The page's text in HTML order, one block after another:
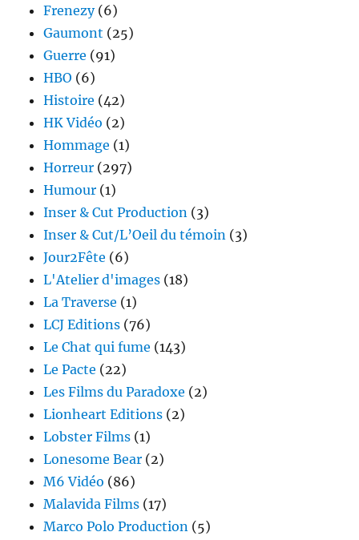
Frenezy(6)
Gaumont (25)
Guerre (91)
HBO (6)
Histoire (42)
HK Vidéo (2)
Hommage (1)
Horreur (297)
Humour (1)
Inser & Cut Production (3)
Inser & Cut/L’Oeil du témoin (3)
Jour2Fête (6)
L'Atelier d'images (18)
La Traverse (1)
LCJ Editions (76)
Le Chat qui fume (143)
Le Pacte (22)
Les Films du Paradoxe (2)
Lionheart Editions (2)
Lobster Films (1)
Lonesome Bear (2)
M6 Vidéo (86)
Malavida Films (17)
Marco Polo Production (5)